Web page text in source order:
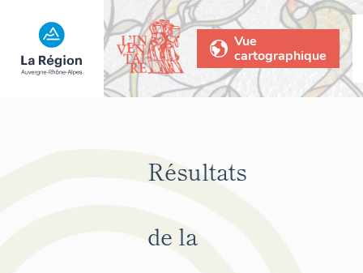
Vue
cartographique
Résultats
de la